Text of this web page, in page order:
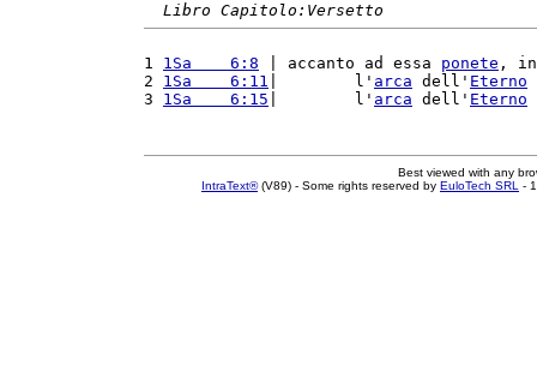
Libro Capitolo:Versetto
1 1Sa    6:8 | accanto ad essa ponete ,
2 1Sa    6:11 |        l' arca dell' Eterno
3 1Sa    6:15 |        l' arca dell' Eterno
Best viewed with any
IntraText®(V89) - Some rights reserved by EuloTech SRL -